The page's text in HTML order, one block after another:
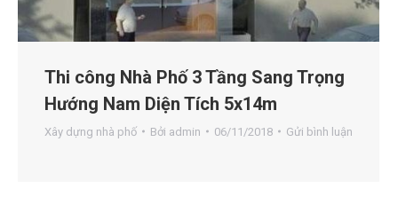
Thi công Nhà Phố 3 Tầng Sang Trọng
Hướng Nam Diện Tích 5x14m
Xây dựng nhà phố Bởi admin 06/11/2018 Gửi bình luận